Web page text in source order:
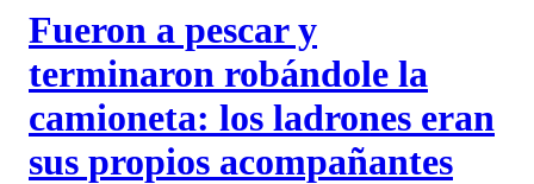
Fueron a pescar y
terminaron robándole la
camioneta: los ladrones eran
sus propios acompañantes